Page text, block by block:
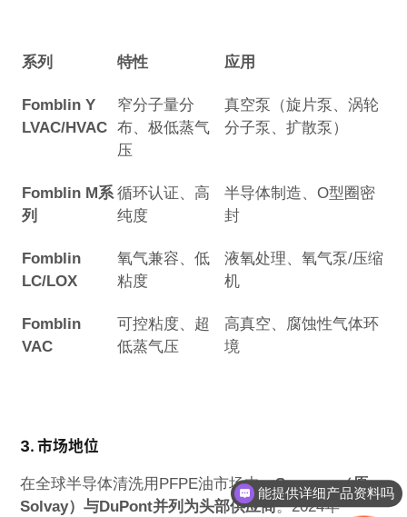
系列 特性 应用
Fomblin Y
LVAC/HVAC
窄分子量分
布、极低蒸气
压
真空泵（旋片泵、涡轮
分子泵、扩散泵）
Fomblin M系
列
循环认证、高
纯度
半导体制造、O型圈密
封
Fomblin
LC/LOX
氧气兼容、低
粘度
液氧处理、氧气泵/压缩
机
Fomblin
VAC
可控粘度、超
低蒸气压
高真空、腐蚀性气体环
境
3. 市场地位
在全球半导体清洗用PFPE油市场中，Syensqo（原
Solvay）与DuPont并列为头部供应商。2024年
听说你们免费提供样品？